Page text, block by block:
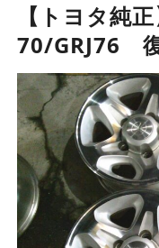
【トヨタ純
70/GRJ76